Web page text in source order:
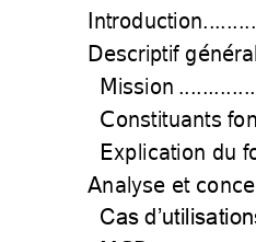
Introduction
Descriptif
Mission
Constituants f
Explication du f
Analyse et
Cas